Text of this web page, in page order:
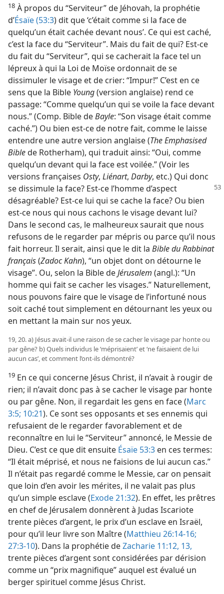
18 À propos du “Serviteur” de Jéhovah, la prophétie
d’Ésaïe (53:3) dit que ‘c’était comme si la face de
quelqu’un était cachée devant nous’. Ce qui est caché,
c’est la face du “Serviteur”. Mais du fait de qui? Est-​ce
du fait du “Serviteur”, qui se cacherait la face tel un
lépreux à qui la Loi de Moïse ordonnait de se
dissimuler le visage et de crier: “Impur!” C’est en ce
sens que la Bible Young(version anglaise) rend ce
passage: “Comme quelqu’un qui se voile la face devant
nous.” (Comp. Bible deBayle: “Son visage était comme
caché.”) Ou bien est-​ce de notre fait, comme le laisse
entendre une autre version anglaise (The Emphasised
Biblede Rotherham), qui traduit ainsi: “Oui, comme
quelqu’un devant qui la face est voilée.” (Voir les
versions françaises Osty, Liénart, Darby, etc.) Qui donc
se dissimule la face? Est-​ce l’homme d’aspect
désagréable? Est-​ce lui qui se cache la face? Ou bien
est-​ce nous qui nous cachons le visage devant lui?
Dans le second cas, le malheureux saurait que nous
refusons de le regarder par mépris ou parce qu’il nous
fait horreur. Il serait, ainsi que le dit la Bible du Rabbinat
français(Zadoc Kahn), “un objet dont on détourne le
visage”. Ou, selon la Bible deJérusalem (angl.): “Un
homme qui fait se cacher les visages.” Naturellement,
nous pouvons faire que le visage de l’infortuné nous
soit caché tout simplement en détournant les yeux ou
en mettant la main sur nos yeux.
19, 20. a) Jésus avait-​il une raison de se cacher le visage par honte ou
par gêne? b) Quels individus le ‘méprisaient’ et ‘ne faisaient de lui
aucun cas’, et comment l’ont-​ils démontré?
19 En ce qui concerne Jésus Christ, il n’avait à rougir de
rien; il n’avait donc pas à se cacher le visage par honte
ou par gêne. Non, il regardait les gens en face (Marc
3:5; 10:21). Ce sont ses opposants et ses ennemis qui
refusaient de le regarder favorablement et de
reconnaître en lui le “Serviteur” annoncé, le Messie de
Dieu. C’est ce que dit ensuite Ésaïe 53:3 en ces termes:
“Il était méprisé, et nous ne faisions de lui aucun cas.”
Il n’était pas regardé comme le Messie, car on pensait
que loin d’en avoir les mérites, il ne valait pas plus
qu’un simple esclave (Exode 21:32). En effet, les prêtres
en chef de Jérusalem donnèrent à Judas Iscariote
trente pièces d’argent, le prix d’un esclave en Israël,
pour qu’il leur livre son Maître (Matthieu 26:14-16;
27:3-10). Dans la prophétie deZacharie 11:12, 13,
trente pièces d’argent sont considérées par dérision
comme un “prix magnifique” auquel est évalué un
berger spirituel comme Jésus Christ.